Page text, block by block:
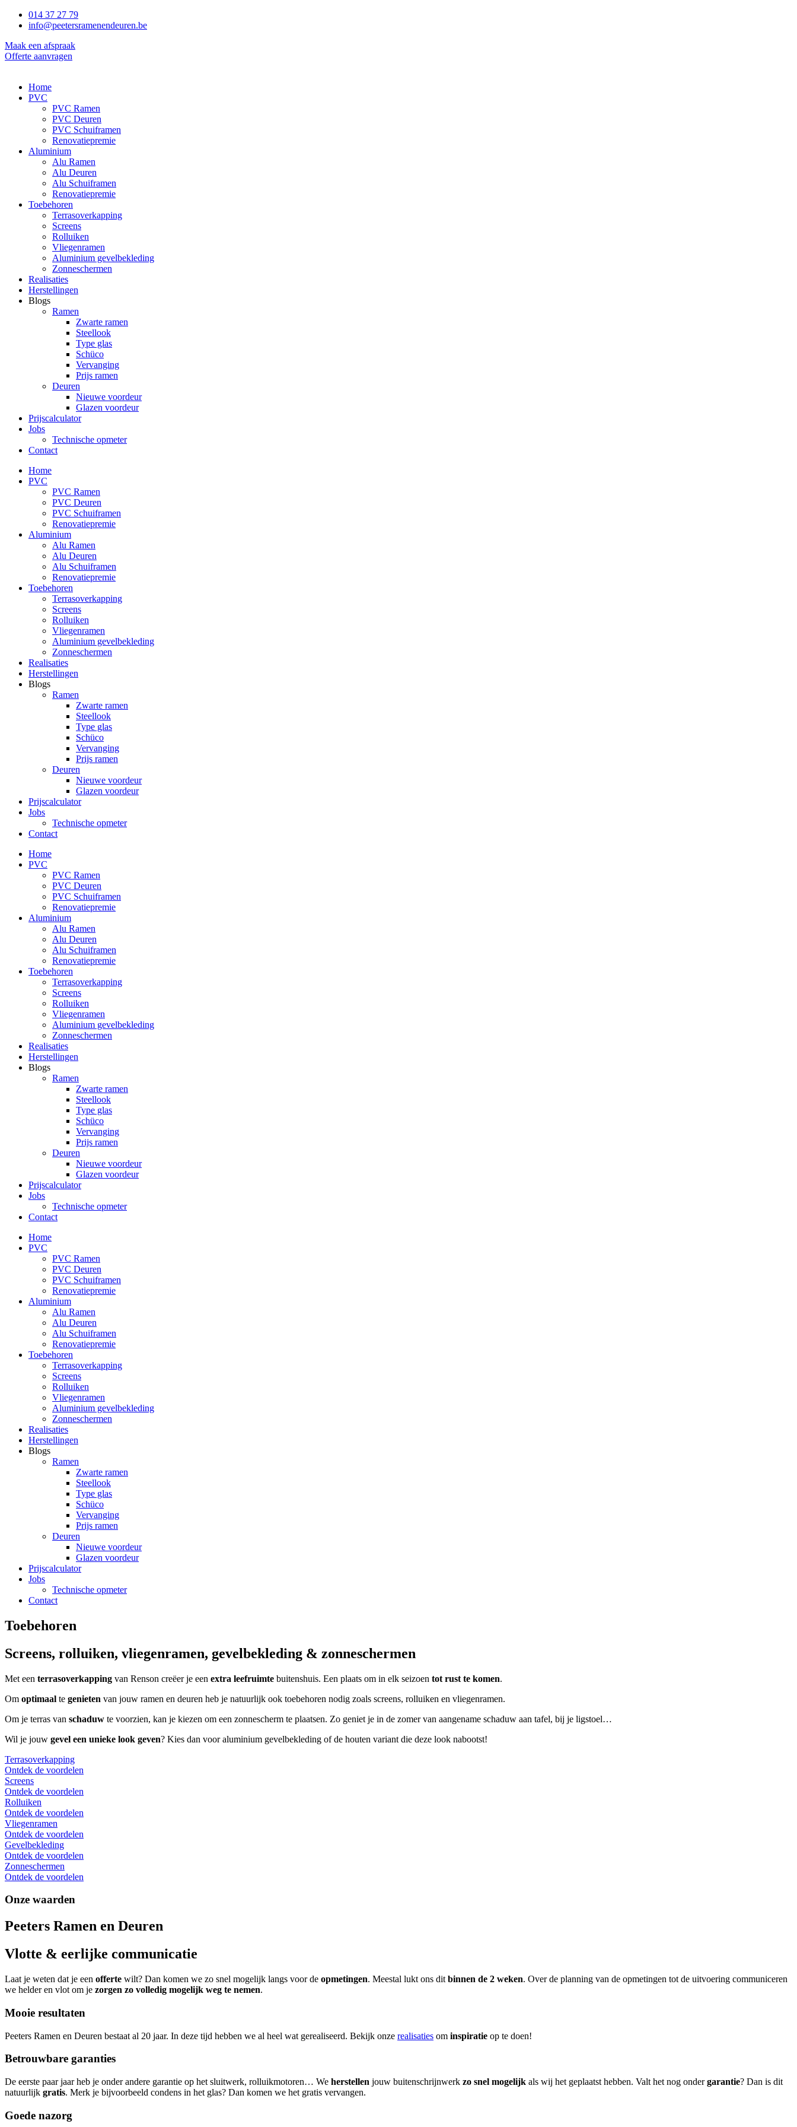
014 37 27 79
info@peetersramenendeuren.be
Maak een afspraak
Offerte aanvragen
Home
PVC
PVC Ramen
PVC Deuren
PVC Schuiframen
Renovatiepremie
Aluminium
Alu Ramen
Alu Deuren
Alu Schuiframen
Renovatiepremie
Toebehoren
Terrasoverkapping
Screens
Rolluiken
Vliegenramen
Aluminium gevelbekleding
Zonneschermen
Realisaties
Herstellingen
Blogs
Ramen
Zwarte ramen
Steellook
Type glas
Schüco
Vervanging
Prijs ramen
Deuren
Nieuwe voordeur
Glazen voordeur
Prijscalculator
Jobs
Technische opmeter
Contact
Home
PVC
PVC Ramen
PVC Deuren
PVC Schuiframen
Renovatiepremie
Aluminium
Alu Ramen
Alu Deuren
Alu Schuiframen
Renovatiepremie
Toebehoren
Terrasoverkapping
Screens
Rolluiken
Vliegenramen
Aluminium gevelbekleding
Zonneschermen
Realisaties
Herstellingen
Blogs
Ramen
Zwarte ramen
Steellook
Type glas
Schüco
Vervanging
Prijs ramen
Deuren
Nieuwe voordeur
Glazen voordeur
Prijscalculator
Jobs
Technische opmeter
Contact
Home
PVC
PVC Ramen
PVC Deuren
PVC Schuiframen
Renovatiepremie
Aluminium
Alu Ramen
Alu Deuren
Alu Schuiframen
Renovatiepremie
Toebehoren
Terrasoverkapping
Screens
Rolluiken
Vliegenramen
Aluminium gevelbekleding
Zonneschermen
Realisaties
Herstellingen
Blogs
Ramen
Zwarte ramen
Steellook
Type glas
Schüco
Vervanging
Prijs ramen
Deuren
Nieuwe voordeur
Glazen voordeur
Prijscalculator
Jobs
Technische opmeter
Contact
Home
PVC
PVC Ramen
PVC Deuren
PVC Schuiframen
Renovatiepremie
Aluminium
Alu Ramen
Alu Deuren
Alu Schuiframen
Renovatiepremie
Toebehoren
Terrasoverkapping
Screens
Rolluiken
Vliegenramen
Aluminium gevelbekleding
Zonneschermen
Realisaties
Herstellingen
Blogs
Ramen
Zwarte ramen
Steellook
Type glas
Schüco
Vervanging
Prijs ramen
Deuren
Nieuwe voordeur
Glazen voordeur
Prijscalculator
Jobs
Technische opmeter
Contact
Toebehoren
Screens, rolluiken, vliegenramen, gevelbekleding & zonneschermen
Met een terrasoverkapping van Renson creëer je een extra leefruimte buitenshuis. Een plaats om in elk seizoen tot rust te komen.
Om optimaal te genieten van jouw ramen en deuren heb je natuurlijk ook toebehoren nodig zoals screens, rolluiken en vliegenramen.
Om je terras van schaduw te voorzien, kan je kiezen om een zonnescherm te plaatsen. Zo geniet je in de zomer van aangename schaduw aan tafel, bij je ligstoel…
Wil je jouw gevel een unieke look geven? Kies dan voor aluminium gevelbekleding of de houten variant die deze look nabootst!
Terrasoverkapping
Ontdek de voordelen
Screens
Ontdek de voordelen
Rolluiken
Ontdek de voordelen
Vliegenramen
Ontdek de voordelen
Gevelbekleding
Ontdek de voordelen
Zonneschermen
Ontdek de voordelen
Onze waarden
Peeters Ramen en Deuren
Vlotte & eerlijke communicatie
Laat je weten dat je een offerte wilt? Dan komen we zo snel mogelijk langs voor de opmetingen. Meestal lukt ons dit binnen de 2 weken. Over de planning van de opmetingen tot de uitvoering communiceren
we helder en vlot om je zorgen zo volledig mogelijk weg te nemen.
Mooie resultaten
Peeters Ramen en Deuren bestaat al 20 jaar. In deze tijd hebben we al heel wat gerealiseerd. Bekijk onze realisaties om inspiratie op te doen!
Betrouwbare garanties
De eerste paar jaar heb je onder andere garantie op het sluitwerk, rolluikmotoren… We herstellen jouw buitenschrijnwerk zo snel mogelijk als wij het geplaatst hebben. Valt het nog ondergarantie? Dan is dit
natuurlijk gratis. Merk je bijvoorbeeld condens in het glas? Dan komen we het gratis vervangen.
Goede nazorg